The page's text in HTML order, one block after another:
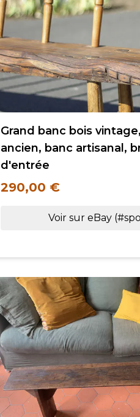
Grand banc bois
ancien, banc artisanal,
d'entrée
290,00 €
Voir sur eBay